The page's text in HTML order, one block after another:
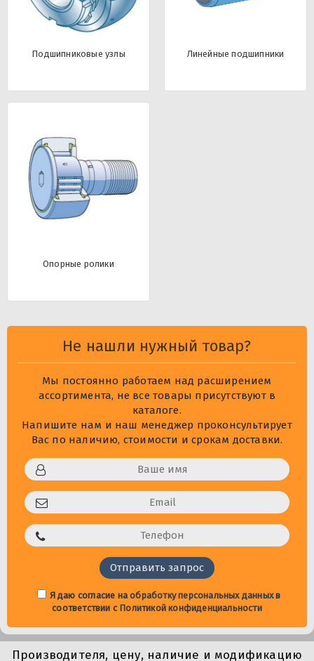
Подшипниковые узлы Линейные подшипники
Опорные ролики
Не нашли нужный товар?
Мы постоянно работаем над расширением
ассортимента, не все товары присутствуют в
каталоге.
Напишите нам и наш менеджер проконсультирует
Вас по наличию, стоимости и срокам доставки.
Я даю согласие наобработку персональных данныхв
соответствии с Политикой конфиденциальности
Производителя, цену, наличие и модификацию